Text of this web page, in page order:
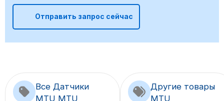
Отправить запрос сейчас
Все Датчики
MTU MTU
Другие товары
MTU